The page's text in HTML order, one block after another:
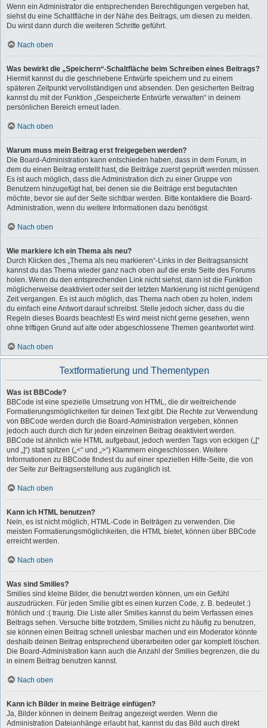
Wenn ein Administrator die entsprechenden Berechtigungen vergeben hat,
siehst du eine Schaltfläche in der Nähe des Beitrags, um diesen zu melden.
Du wirst dann durch die weiteren Schritte geführt.
Nach oben
Was bewirkt die „Speichern“-Schaltfläche beim Schreiben eines Beitrags?
Hiermit kannst du die geschriebene Entwürfe speichern und zu einem
späteren Zeitpunkt vervollständigen und absenden. Den gesicherten Beitrag
kannst du mit der Funktion „Gespeicherte Entwürfe verwalten“ in deinem
persönlichen Bereich erneut laden.
Nach oben
Warum muss mein Beitrag erst freigegeben werden?
Die Board-Administration kann entschieden haben, dass in dem Forum, in
dem du einen Beitrag erstellt hast, die Beiträge zuerst geprüft werden müssen.
Es ist auch möglich, dass die Administration dich zu einer Gruppe von
Benutzern hinzugefügt hat, bei denen sie die Beiträge erst begutachten
möchte, bevor sie auf der Seite sichtbar werden. Bitte kontaktiere die Board-
Administration, wenn du weitere Informationen dazu benötigst.
Nach oben
Wie markiere ich ein Thema als neu?
Durch Klicken des „Thema als neu markieren“-Links in der Beitragsansicht
kannst du das Thema wieder ganz nach oben auf die erste Seite des Forums
holen. Wenn du den entsprechenden Link nicht siehst, dann ist die Funktion
möglicherweise deaktiviert oder seit der letzten Markierung ist nicht genügend
Zeit vergangen. Es ist auch möglich, das Thema nach oben zu holen, indem
du einfach eine Antwort darauf schreibst. Stelle jedoch sicher, dass du die
Regeln dieses Boards beachtest! Es wird meist nicht gerne gesehen, wenn
ohne triftigen Grund auf alte oder abgeschlossene Themen geantwortet wird.
Nach oben
Textformatierung und Thementypen
Was ist BBCode?
BBCode ist eine spezielle Umsetzung von HTML, die dir weitreichende
Formatierungsmöglichkeiten für deinen Text gibt. Die Rechte zur Verwendung
von BBCode werden durch die Board-Administration vergeben, können
jedoch auch durch dich für jeden einzelnen Beitrag deaktiviert werden.
BBCode ist ähnlich wie HTML aufgebaut, jedoch werden Tags von eckigen („[“
und „]“) statt spitzen („<“ und „>“) Klammern eingeschlossen. Weitere
Informationen zu BBCode findest du auf einer speziellen Hilfe-Seite, die von
der Seite zur Beitragserstellung aus zugänglich ist.
Nach oben
Kann ich HTML benutzen?
Nein, es ist nicht möglich, HTML-Code in Beiträgen zu verwenden. Die
meisten Formatierungsmöglichkeiten, die HTML bietet, können über BBCode
erreicht werden.
Nach oben
Was sind Smilies?
Smilies sind kleine Bilder, die benutzt werden können, um ein Gefühl
auszudrücken. Für jeden Smilie gibt es einen kurzen Code, z. B. bedeutet :)
fröhlich und :( traurig. Die Liste aller Smilies kannst du beim Verfassen eines
Beitrags sehen. Versuche bitte trotzdem, Smilies nicht zu häufig zu benutzen,
sie können einen Beitrag schnell unlesbar machen und ein Moderator könnte
deshalb deinen Beitrag entsprechend überarbeiten oder gar komplett löschen.
Die Board-Administration kann auch die Anzahl der Smilies begrenzen, die du
in einem Beitrag benutzen kannst.
Nach oben
Kann ich Bilder in meine Beiträge einfügen?
Ja, Bilder können in deinem Beitrag angezeigt werden. Wenn die
Administration Dateianhänge erlaubt hat, kannst du das Bild auch direkt